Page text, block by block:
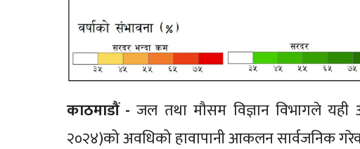
काठमाडौं -जल तथा मौसम विज्ञान विभागले
२०२४)को अवधिको हावापानी आकलन सार्वजनिक